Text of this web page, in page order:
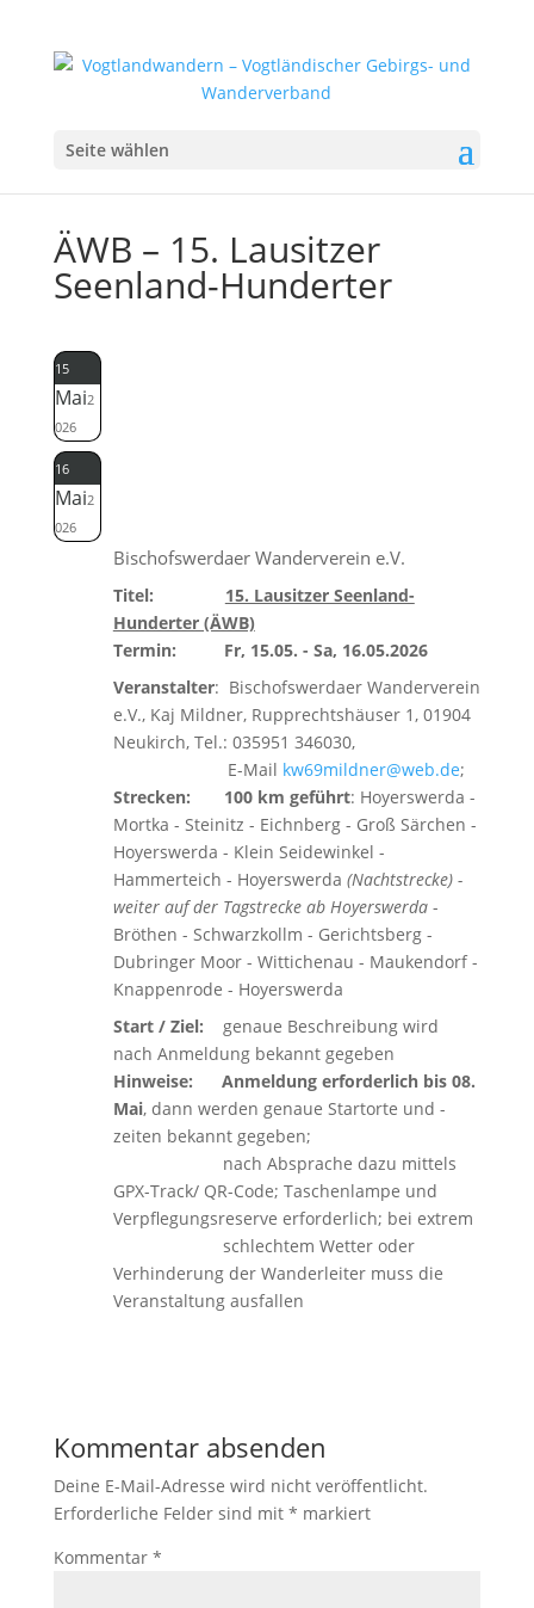
Seite wählen
ÄWB – 15. Lausitzer
Seenland-Hunderter
15
Mai2
026
16
Mai2
026
Bischofswerdaer Wanderverein e.V.
Titel: 15. Lausitzer Seenland-
Hunderter (ÄWB)
Termin: Fr, 15.05. - Sa, 16.05.2026
Veranstalter: Bischofswerdaer Wanderverein
e.V., Kaj Mildner, Rupprechtshäuser 1, 01904
Neukirch, Tel.: 035951 346030,
E-Mail kw69mildner@web.de;
Strecken: 100 km geführt: Hoyerswerda -
Mortka - Steinitz - Eichnberg - Groß Särchen -
Hoyerswerda - Klein Seidewinkel -
Hammerteich - Hoyerswerda (Nachtstrecke) -
weiter auf der Tagstrecke ab Hoyerswerda-
Bröthen - Schwarzkollm - Gerichtsberg -
Dubringer Moor - Wittichenau - Maukendorf -
Knappenrode - Hoyerswerda
Start / Ziel:
genaue Beschreibung wird
nach Anmeldung bekannt gegeben
Hinweise: Anmeldung erforderlich bis 08.
Mai, dann werden genaue Startorte und -
zeiten bekannt gegeben;
nach Absprache dazu mittels
GPX-Track/ QR-Code; Taschenlampe und
Verpflegungsreserve erforderlich; bei extrem
schlechtem Wetter oder
Verhinderung der Wanderleiter muss die
Veranstaltung ausfallen
Kommentar absenden
Deine E-Mail-Adresse wird nicht veröffentlicht.
Erforderliche Felder sind mit * markiert
Kommentar *